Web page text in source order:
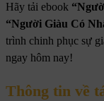
Hãy tải ebook
“Người Giàu Có
trình chinh phục sự
ngay hôm nay!
Thông tin về